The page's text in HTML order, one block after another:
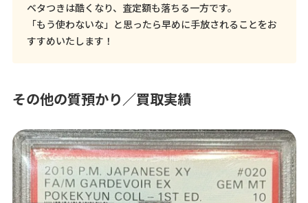
ベタつきは酷くなり、査定額も落ちる一方です。
「もう使わないな」と思ったら早めに手放されることをお
すすめいたします！
その他の質預かり／買取実績